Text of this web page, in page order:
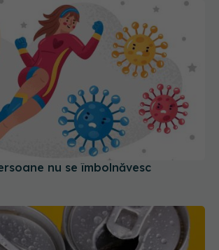
nu se îmbolnăvesc